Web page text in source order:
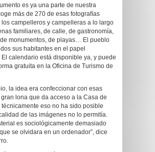
es ya una parte de nuestra
más de 270 de esas fotografías
campelleros y campelleras a lo largo
familiares, de calle, de gastronomía,
monumentos, de playas… El pueblo
sus habitantes en el papel
calendario está disponible ya, y puede
gratuita en la Oficina de Turismo de
la idea era confeccionar con esas
lona que da acceso a la Casa de
eso no ha sido posible
de las imágenes no lo permitía.
es sociológicamente demasiado
se olvidara en un ordenador”, dice